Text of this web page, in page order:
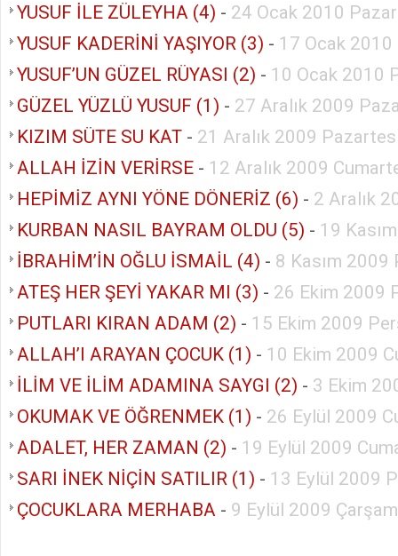
YUSUF İLE ZÜLEYHA (4) - 24 Ocak 2010 Pazar
YUSUF KADERİNİ YAŞIYOR (3) - 17 Ocak 2010
YUSUF’UN GÜZEL RÜYASI (2) - 10 Ocak 2010
GÜZEL YÜZLÜ YUSUF (1) - 27 Aralık 2009
KIZIM SÜTE SU KAT - 21 Aralık 2009
ALLAH İZİN VERİRSE - 12 Aralık 2009
HEPİMİZ AYNI YÖNE DÖNERİZ (6) - 2 Aralık
KURBAN NASIL BAYRAM OLDU (5) - 19
İBRAHİM’İN OĞLU İSMAİL (4) - 8 Kasım 2009
ATEŞ HER ŞEYİ YAKAR MI (3) - 26 Ekim 2009
PUTLARI KIRAN ADAM (2) - 15 Ekim 2009
ALLAH’I ARAYAN ÇOCUK (1) - 10 Ekim 2009
İLİM VE İLİM ADAMINA SAYGI (2) - 3 Ekim
OKUMAK VE ÖĞRENMEK (1) - 26 Eylül 2009
ADALET, HER ZAMAN (2) - 19 Eylül 2009
SARI İNEK NİÇİN SATILIR (1) - 13 Eylül 2009
ÇOCUKLARA MERHABA - 9 Eylül 2009